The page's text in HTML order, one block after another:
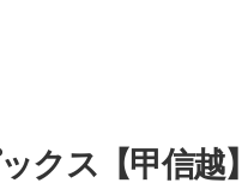
クス【甲信越】